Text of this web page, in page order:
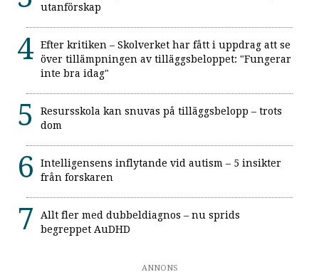
utanförskap
Efter kritiken – Skolverket har fått i uppdrag att se
över tillämpningen av tilläggsbeloppet: "Fungerar
inte bra idag"
Resursskola kan snuvas på tilläggsbelopp – trots
dom
Intelligensens inflytande vid autism – 5 insikter
från forskaren
Allt fler med dubbeldiagnos – nu sprids
begreppet AuDHD
ANNONS